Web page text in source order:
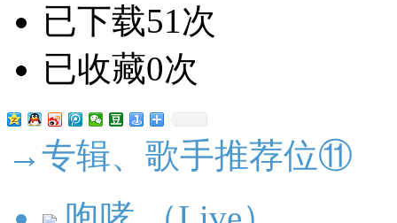
已下载51次
已收藏0次
→专辑、歌手推荐位⑪